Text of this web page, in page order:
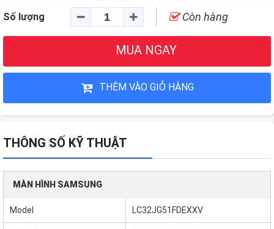
Số lượng Còn hàng
MUA NGAY
THÊM VÀO GIỎ HÀNG
THÔNG SỐ KỸ THUẬT
MÀN HÌNH SAMSUNG
Model LC32JG51FDEXXV